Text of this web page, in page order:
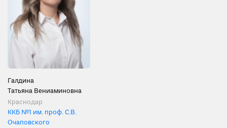
Галдина
Татьяна Вениаминовна
Краснодар
ККБ №1 им. проф. С.В.
Очаповского